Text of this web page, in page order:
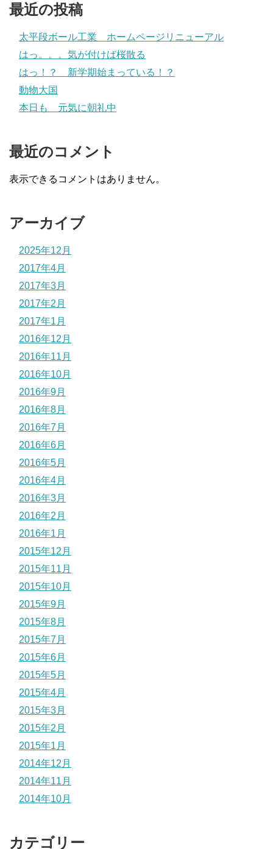
最近の投稿
太平段ボール工業 ホームページリニューアル
はっ。。。気が付けば桜散る
はっ！？ 新学期始まっている！？
動物大国
本日も 元気に朝礼中
最近のコメント
表示できるコメントはありません。
アーカイブ
2025年12月
2017年4月
2017年3月
2017年2月
2017年1月
2016年12月
2016年11月
2016年10月
2016年9月
2016年8月
2016年7月
2016年6月
2016年5月
2016年4月
2016年3月
2016年2月
2016年1月
2015年12月
2015年11月
2015年10月
2015年9月
2015年8月
2015年7月
2015年6月
2015年5月
2015年4月
2015年3月
2015年2月
2015年1月
2014年12月
2014年11月
2014年10月
カテゴリー